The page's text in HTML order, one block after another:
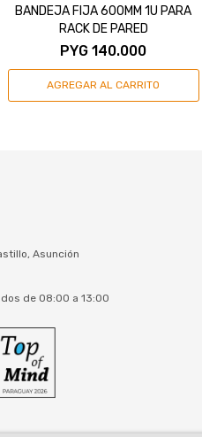
BANDEJA FIJA 600MM 1U PARA
RACK DE PARED
PYG 140.000
Asunción
de 08:00 a 13:00